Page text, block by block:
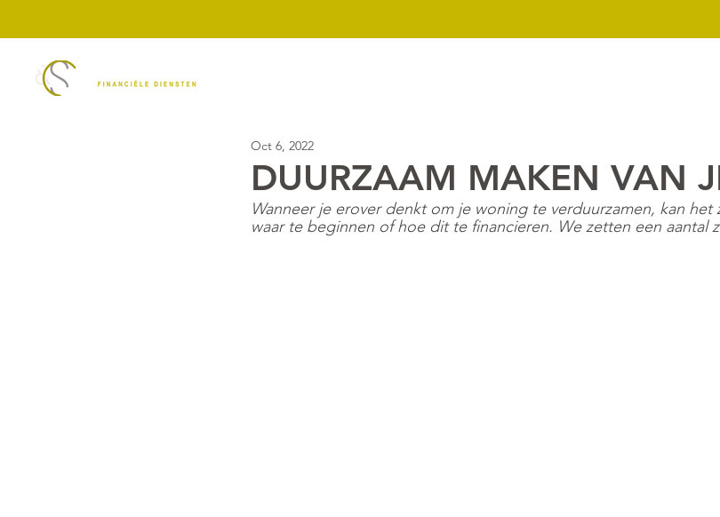
DUURZAAM MAKEN VAN
Oct 6, 2022
Wanneer je erover denkt om je woning te verduurzamen, kan
waar te beginnen of hoe dit te financieren. We zetten een aantal